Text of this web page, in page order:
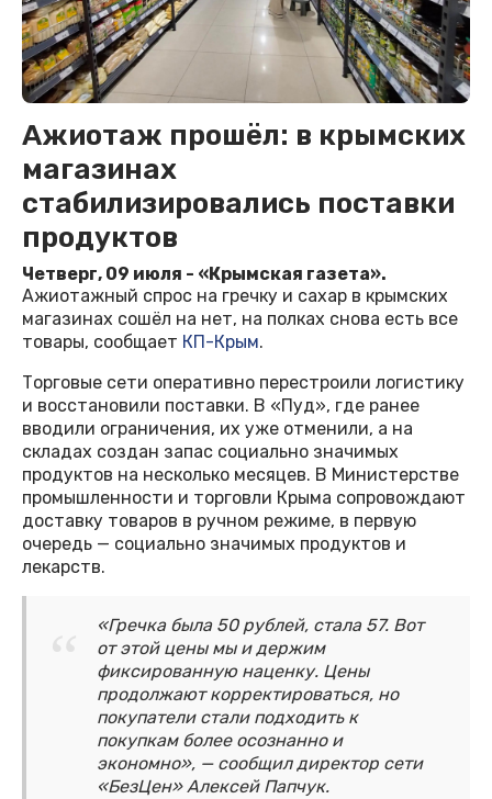
Ажиотаж прошёл: в крымских
магазинах
стабилизировались поставки
продуктов
Четверг, 09 июля - «Крымская газета».
Ажиотажный спрос на гречку и сахар в крымских
магазинах сошёл на нет, на полках снова есть все
товары, сообщает КП-Крым.
Торговые сети оперативно перестроили логистику
и восстановили поставки. В «Пуд», где ранее
вводили ограничения, их уже отменили, а на
складах создан запас социально значимых
продуктов на несколько месяцев. В Министерстве
промышленности и торговли Крыма сопровождают
доставку товаров в ручном режиме, в первую
очередь — социально значимых продуктов и
лекарств.
«Гречка была 50 рублей, стала 57. Вот
от этой цены мы и держим
фиксированную наценку. Цены
продолжают корректироваться, но
покупатели стали подходить к
покупкам более осознанно и
экономно», — сообщил директор сети
«БезЦен» Алексей Папчук.